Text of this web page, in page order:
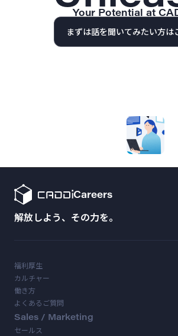
Your Potential at
まずは話を聞いてみたい方は
Careers
解放しよう、その力を。
福利厚生
カルチャー
働き方
よくあるご質問
Sales / Marketing
セールス